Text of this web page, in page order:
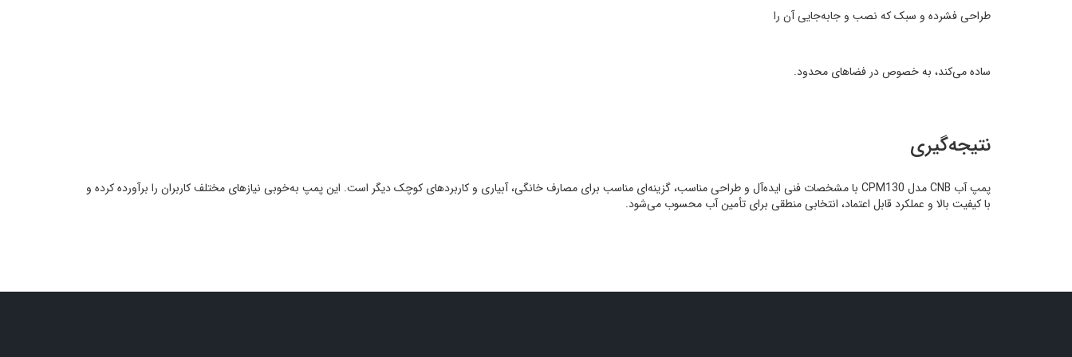
طراحی فشرده و سبک که نصب و جابه‌جایی آن را
ساده می‌کند، به خصوص در فضاهای محدود.
نتیجه‌گیری
پمپ آب CNB مدل CPM130 با مشخصات فنی ایده‌آل و طراحی مناسب، گزینه‌ای مناسب برای مصارف خانگی، آبیاری و کاربردهای کوچک دیگر است. این پمپ به‌خوبی نیازهای مختلف کاربران را برآورده کرده و
با کیفیت بالا و عملکرد قابل اعتماد، انتخابی منطقی برای تأمین آب محسوب می‌شود.